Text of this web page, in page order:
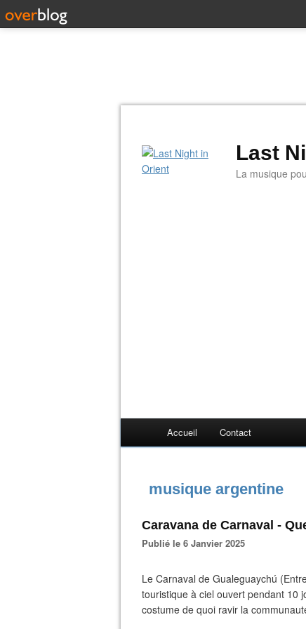
Last
La musique
Accueil Contact
musique argentine
Caravana de Carnaval -
Publié le 6 Janvier 2025
Le Carnaval de Gualeguaychú
touristique à ciel ouvert pendant 10
costume de quoi ravir la